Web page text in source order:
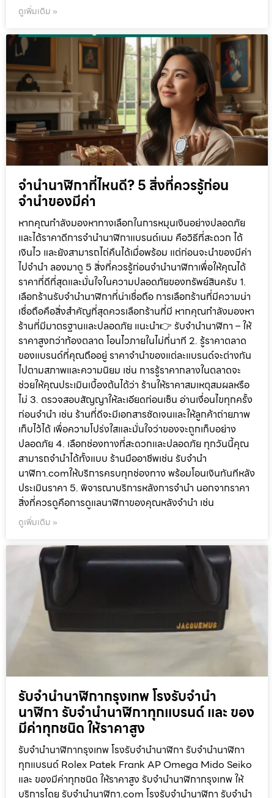
ดูเพิ่มเติม »
จำนำนาฬิกาที่ไหนดี? 5 สิ่งที่ควรรู้ก่อน
จำนำของมีค่า
หากคุณกำลังมองหาทางเลือกในการหมุนเงินอย่างปลอดภัย
และได้ราคาดีการจำนำนาฬิกาแบรนด์เนม คือวิธีที่สะดวก ได้
เงินไว และยังสามารถไถ่คืนได้เมื่อพร้อม แต่ก่อนจะนำของมีค่า
ไปจำนำ ลองมาดู 5 สิ่งที่ควรรู้ก่อนจำนำนาฬิกาเพื่อให้คุณได้
ราคาที่ดีที่สุดและมั่นใจในความปลอดภัยของทรัพย์สินครับ 1.
เลือกร้านรับจำนำนาฬิกาที่น่าเชื่อถือ การเลือกร้านที่มีความน่า
เชื่อถือคือสิ่งสำคัญที่สุดควรเลือกร้านที่มี หากคุณกำลังมองหา
ร้านที่มีมาตรฐานและปลอดภัย แนะนำ👉 รับจำนำนาฬิกา – ให้
ราคาสูงกว่าท้องตลาด โอนไวภายในไม่กี่นาที 2. รู้ราคาตลาด
ของแบรนด์ที่คุณถืออยู่ ราคาจำนำของแต่ละแบรนด์จะต่างกัน
ไปตามสภาพและความนิยม เช่น การรู้ราคากลางในตลาดจะ
ช่วยให้คุณประเมินเบื้องต้นได้ว่า ร้านให้ราคาสมเหตุสมผลหรือ
ไม่ 3. ตรวจสอบสัญญาให้ละเอียดก่อนเซ็น อ่านเงื่อนไขทุกครั้ง
ก่อนจำนำ เช่น ร้านที่ดีจะมีเอกสารชัดเจนและให้ลูกค้าถ่ายภาพ
เก็บไว้ได้ เพื่อความโปร่งใสและมั่นใจว่าของจะถูกเก็บอย่าง
ปลอดภัย 4. เลือกช่องทางที่สะดวกและปลอดภัย ทุกวันนี้คุณ
สามารถจำนำได้ทั้งแบบ ร้านมืออาชีพเช่น รับจำนำ
นาฬิกา.comให้บริการครบทุกช่องทาง พร้อมโอนเงินทันทีหลัง
ประเมินราคา 5. พิจารณาบริการหลังการจำนำ นอกจากราคา
สิ่งที่ควรดูคือการดูแลนาฬิกาของคุณหลังจำนำ เช่น
ดูเพิ่มเติม »
รับจำนำนาฬิกากรุงเทพ โรงรับจำนำ
นาฬิกา รับจำนำนาฬิกาทุกแบรนด์ และ ของ
มีค่าทุกชนิด ให้ราคาสูง
รับจำนำนาฬิกากรุงเทพ โรงรับจำนำนาฬิกา รับจำนำนาฬิกา
ทุกแบรนด์ Rolex Patek Frank AP Omega Mido Seiko
และ ของมีค่าทุกชนิด ให้ราคาสูง รับจำนำนาฬิกากรุงเทพ ให้
บริการโดย รับจํานํานาฬิกา.com โรงรับจำนำนาฬิกา รับจำนำ